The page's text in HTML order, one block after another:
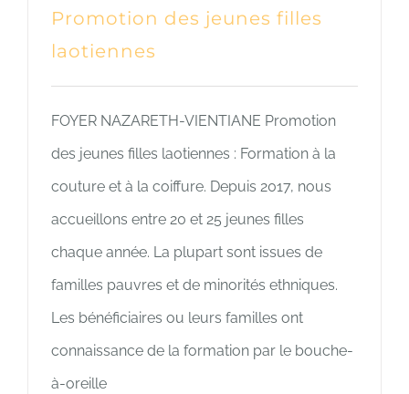
Promotion des jeunes filles
laotiennes
FOYER NAZARETH-VIENTIANE Promotion
des jeunes filles laotiennes : Formation à la
couture et à la coiffure. Depuis 2017, nous
accueillons entre 20 et 25 jeunes filles
chaque année. La plupart sont issues de
familles pauvres et de minorités ethniques.
Les bénéficiaires ou leurs familles ont
connaissance de la formation par le bouche-
à-oreille